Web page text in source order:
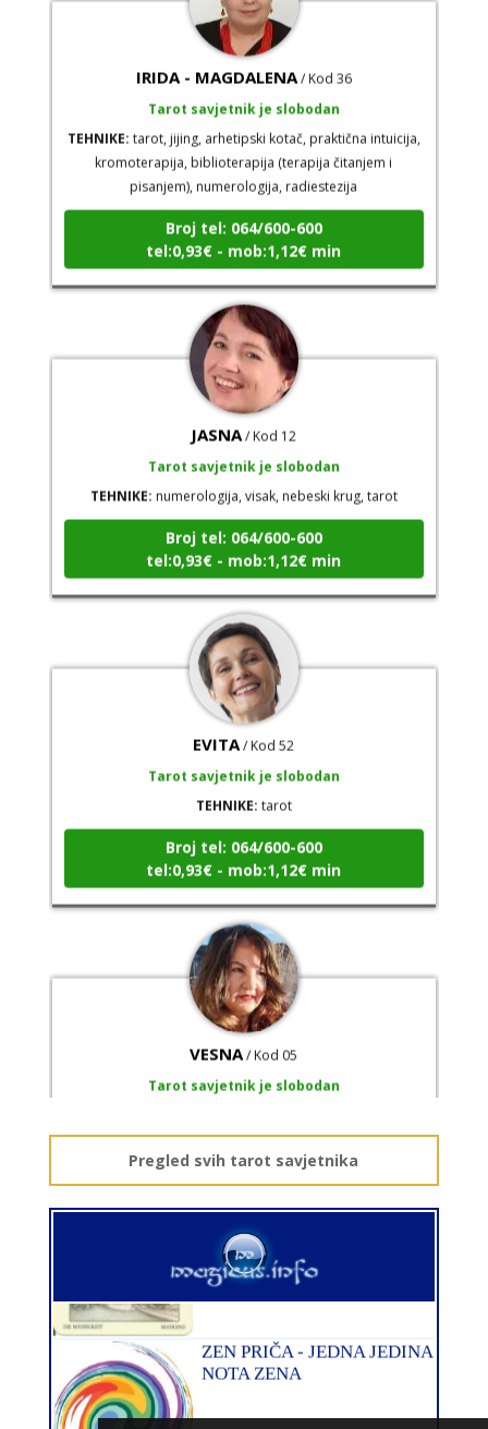
IRIDA - MAGDALENA
Tarot savjetnik je slobodan
tarot, jijing, arhetipski kotač, praktična intuicija,
kromoterapija, biblioterapija (terapija čitanjem i
pisanjem), numerologija, radiestezija
Broj tel: 064/600-600
tel:0,93€ - mob:1,12€ min
JASNA/ Kod 12
Tarot savjetnik je slobodan
TEHNIKE:numerologija, visak, nebeski krug, tarot
Broj tel: 064/600-600
tel:0,93€ - mob:1,12€ min
EVITA/ Kod 52
Tarot savjetnik je slobodan
TEHNIKE:tarot
Broj tel: 064/600-600
tel:0,93€ - mob:1,12€ min
VESNA/ Kod 05
Tarot savjetnik je slobodan
numerologija, anđeoski i ljubavni tarot, visak, yi
amajlija
Broj tel: 064/600-600
tel:0,93€ - mob:1,12€ min
Tarot savjetnik je zauzet
Pregled svih tarot savjetnika